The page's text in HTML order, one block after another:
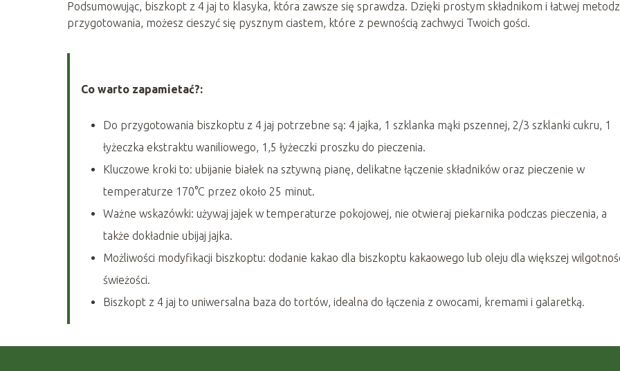
Podsumowując, biszkopt z 4 jaj to klasyka, która zawsze się sprawdza. Dzięki prostym składnikom i łatwej
przygotowania, możesz cieszyć się pysznym ciastem, które z pewnością zachwyci Twoich gości.
Co warto zapamietać?:
Do przygotowania biszkoptu z 4 jaj potrzebne są: 4 jajka, 1 szklanka mąki pszennej, 2/3 szklanki cukru, 1
łyżeczka ekstraktu waniliowego, 1,5 łyżeczki proszku do pieczenia.
Kluczowe kroki to: ubijanie białek na sztywną pianę, delikatne łączenie składników oraz pieczenie w
temperaturze 170°C przez około 25 minut.
Ważne wskazówki: używaj jajek w temperaturze pokojowej, nie otwieraj piekarnika podczas pieczenia, a
także dokładnie ubijaj jajka.
Możliwości modyfikacji biszkoptu: dodanie kakao dla biszkoptu kakaowego lub oleju dla większej
świeżości.
Biszkopt z 4 jaj to uniwersalna baza do tortów, idealna do łączenia z owocami, kremami i galaretką.